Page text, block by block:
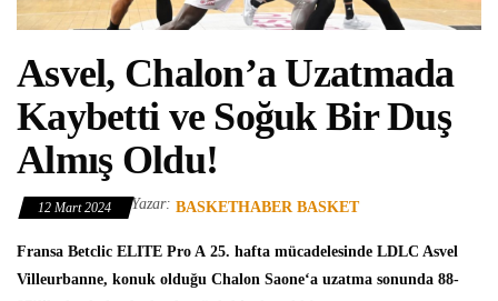
Asvel, Chalon’a Uzatmada
Kaybetti ve Soğuk Bir Duş
Almış Oldu!
12 Mart 2024 Yazar: BASKETHABER BASKET
Fransa Betclic ELITE Pro A 25. hafta mücadelesinde LDLC Asvel
Villeurbanne, konuk olduğu Chalon Saone‘a uzatma sonunda 88-